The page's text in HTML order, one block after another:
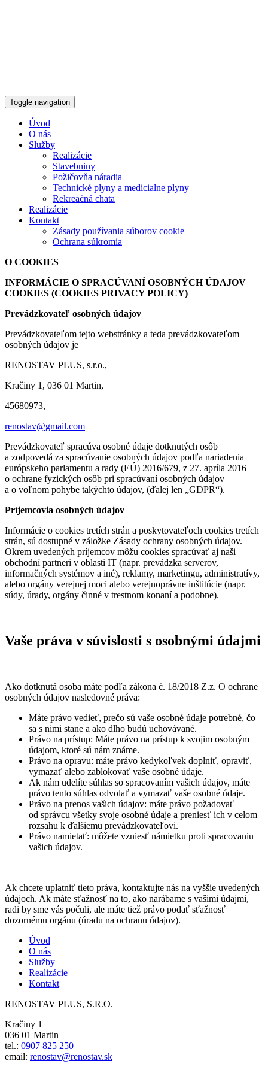
Toggle navigation
Úvod
O nás
Služby
Realizácie
Stavebniny
Požičovňa náradia
Technické plyny a medicialne plyny
Rekreačná chata
Realizácie
Kontakt
Zásady používania súborov cookie
Ochrana súkromia
O COOKIES
INFORMÁCIE O SPRACÚVANÍ OSOBNÝCH ÚDAJOV
COOKIES (COOKIES PRIVACY POLICY)
Prevádzkovateľ osobných údajov
Prevádzkovateľom tejto webstránky a teda prevádzkovateľom
osobných údajov je
RENOSTAV PLUS, s.r.o.,
Kračiny 1, 036 01 Martin,
45680973,
renostav@gmail.com
Prevádzkovateľ spracúva osobné údaje dotknutých osôb
a zodpovedá za spracúvanie osobných údajov podľa nariadenia
európskeho parlamentu a rady (EÚ) 2016/679, z 27. apríla 2016
o ochrane fyzických osôb pri spracúvaní osobných údajov
a o voľnom pohybe takýchto údajov, (ďalej len „GDPR“).
Príjemcovia osobných údajov
Informácie o cookies tretích strán a poskytovateľoch cookies tretích
strán, sú dostupné v záložke Zásady ochrany osobných údajov.
Okrem uvedených príjemcov môžu cookies spracúvať aj naši
obchodní partneri v oblasti IT (napr. prevádzka serverov,
informačných systémov a iné), reklamy, marketingu, administratívy,
alebo orgány verejnej moci alebo verejnoprávne inštitúcie (napr.
súdy, úrady, orgány činné v trestnom konaní a podobne).
Vaše práva v súvislosti s osobnými údajmi
Ako dotknutá osoba máte podľa zákona č. 18/2018 Z.z. O ochrane
osobných údajov nasledovné práva:
Máte právo vedieť, prečo sú vaše osobné údaje potrebné, čo
sa s nimi stane a ako dlho budú uchovávané.
Právo na prístup: Máte právo na prístup k svojim osobným
údajom, ktoré sú nám známe.
Právo na opravu: máte právo kedykoľvek doplniť, opraviť,
vymazať alebo zablokovať vaše osobné údaje.
Ak nám udelíte súhlas so spracovaním vašich údajov, máte
právo tento súhlas odvolať a vymazať vaše osobné údaje.
Právo na prenos vašich údajov: máte právo požadovať
od správcu všetky svoje osobné údaje a preniesť ich v celom
rozsahu k ďalšiemu prevádzkovateľovi.
Právo namietať: môžete vzniesť námietku proti spracovaniu
vašich údajov.
Ak chcete uplatniť tieto práva, kontaktujte nás na vyššie uvedených
údajoch. Ak máte sťažnosť na to, ako narábame s vašimi údajmi,
radi by sme vás počuli, ale máte tiež právo podať sťažnosť
dozornému orgánu (úradu na ochranu údajov).
Úvod
O nás
Služby
Realizácie
Kontakt
RENOSTAV PLUS, S.R.O.
Kračiny 1
036 01 Martin
tel.: 0907 825 250
email: renostav@renostav.sk